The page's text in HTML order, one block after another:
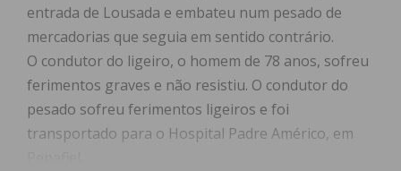
entrada de Lousada e embateu num pesado de
mercadorias que seguia em sentido contrário.
O condutor do ligeiro, o homem de 78 anos, sofreu
ferimentos graves e não resistiu. O condutor do
pesado sofreu ferimentos ligeiros e foi
transportado para o Hospital Padre Américo, em